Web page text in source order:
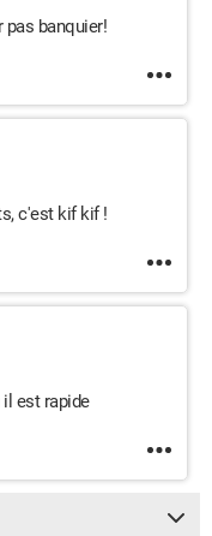
pas banquier!
c'est kif kif !
il est rapide